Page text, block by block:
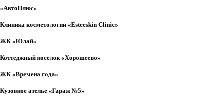
«АвтоПлюс»
Клиника косметологии «Esteeskin Clinic»
ЖК «Юлай»
Коттеджный поселок «Хорошеево»
ЖК «Времена года»
Кузовное ателье «Гараж №5»Выберите картинку где